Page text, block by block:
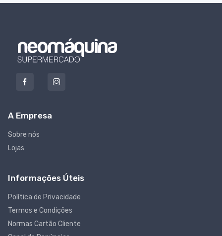
A Empresa
Sobre nós
Lojas
Informações Úteis
Política de Privacidade
Termos e Condições
Normas Cartão Cliente